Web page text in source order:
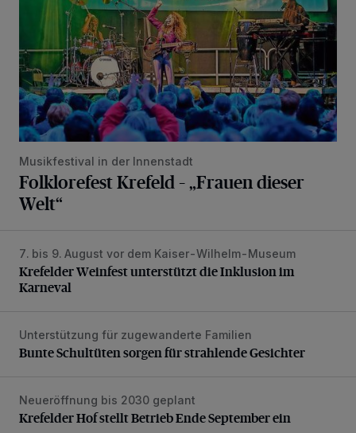
Musikfestival in der Innenstadt
Folklorefest Krefeld – „Frauen dieser
Welt“
Krefelder Weinfest unterstützt die Inklusion im Karneval
7. bis 9. August vor dem Kaiser-Wilhelm-Museum
Krefelder Weinfest unterstützt die Inklusion im
Karneval
Bunte Schultüten sorgen für strahlende Gesichter
Unterstützung für zugewanderte Familien
Bunte Schultüten sorgen für strahlende Gesichter
Krefelder Hof stellt Betrieb Ende September ein
Neueröffnung bis 2030 geplant
Krefelder Hof stellt Betrieb Ende September ein